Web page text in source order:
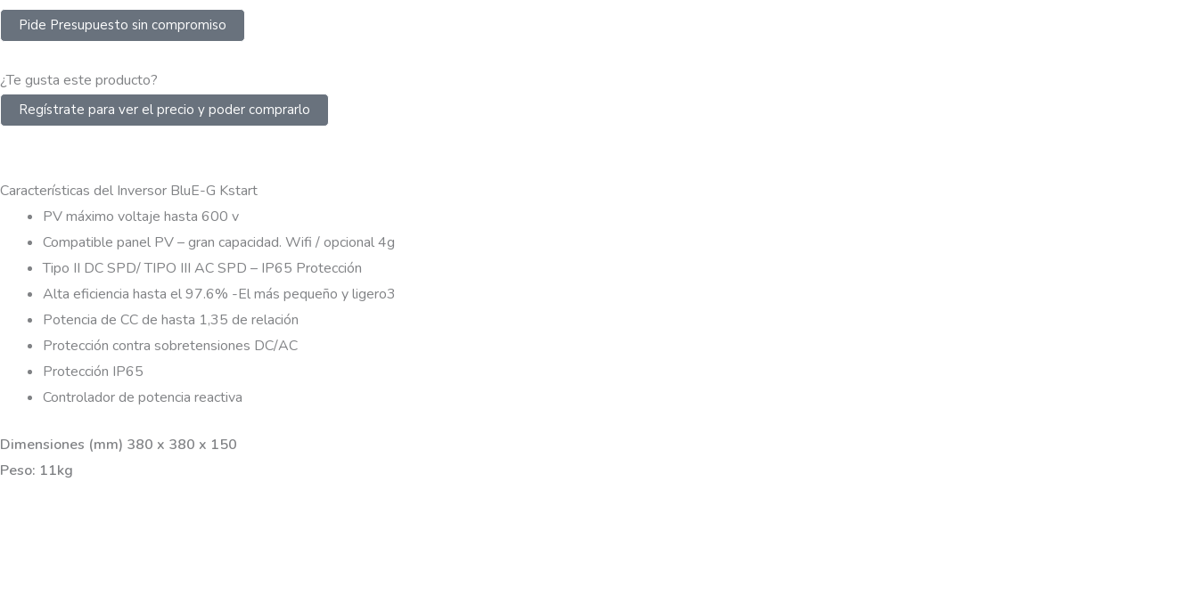
Pide Presupuesto sin compromiso
¿Te gusta este producto?
Regístrate para ver el precio y poder comprarlo
Características del Inversor BluE-G Kstart
PV máximo voltaje hasta 600 v
Compatible panel PV – gran capacidad. Wifi / opcional 4g
Tipo II DC SPD/ TIPO III AC SPD – IP65 Protección
Alta eficiencia hasta el 97.6% -El más pequeño y ligero3
Potencia de CC de hasta 1,35 de relación
Protección contra sobretensiones DC/AC
Protección IP65
Controlador de potencia reactiva
Dimensiones (mm) 380 x 380 x 150
Peso: 11kg